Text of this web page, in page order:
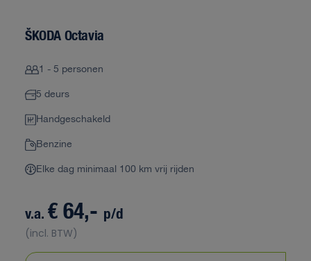
ŠKODA Octavia
1 - 5 personen
5 deurs
Handgeschakeld
Benzine
Elke dag minimaal 100 km vrij rijden
v.a.€ 64,- p/d
(incl. BTW)